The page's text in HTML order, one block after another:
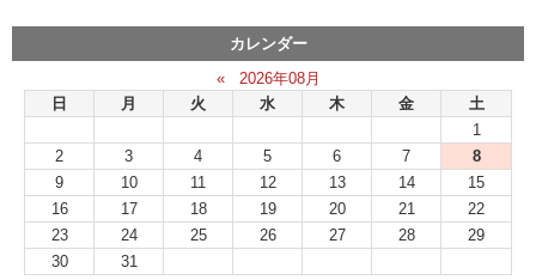
カレンダー
«
2026年08月
日
月 火 水 木 金
土
1
2
3 4 5 6 7
8
9
10 11 12 13 14
15
16
17 18 19 20 21
22
23
24 25 26 27 28
29
30
31